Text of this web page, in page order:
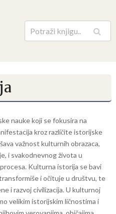
Pretraga
nauke koji se fokusira na
kroz različite istorijske
važnost kulturnih obrazaca,
i svakodnevnog života u
Kulturna istorija se bavi
i očituje u društvu, te
i razvoj civilizacija. U kulturnoj
velikim istorijskim ličnostima i